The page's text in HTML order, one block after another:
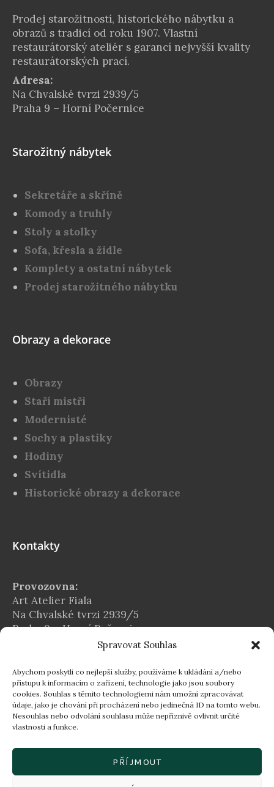
Spravovat Souhlas
Abychom poskytli co nejlepší služby, používáme k ukládání a/nebo
přístupu k informacím o zařízení, technologie jako jsou soubory
cookies. Souhlas s těmito technologiemi nám umožní zpracovávat
údaje, jako je chování při procházení nebo jedinečná ID na tomto webu.
Nesouhlas nebo odvolání souhlasu může nepříznivě ovlivnit určité
vlastnosti a funkce.
PŘÍJMOUT
Prodej starožitností, historického nábytku a
obrazů s tradicí od roku 1907. Vlastní
restaurátorský ateliér s garancí nejvyšší kvality
restaurátorských prací.
Adresa:
Na Chvalské tvrzi 2939/5
Praha 9 – Horní Počernice
Starožitný nábytek
Sekretáře a skříně
Komody a truhly
Stoly a stolky
Sofa, křesla a židle
Komplety a ostatní nábytek
Prodej starožitného nábytku
Obrazy a dekorace
Obrazy
Staří mistři
Modernisté
Sochy a plastiky
Hodiny
Svítidla
Historické obrazy a dekorace
Kontakty
Provozovna:
Art Atelier Fiala
Na Chvalské tvrzi 2939/5
Praha 9 – Horní Počernice
Telefon:
+420 724 560 203
Provozní doba:
Po–Pá 8:00–16:30
16:30–18:00 dle individuální domluvy